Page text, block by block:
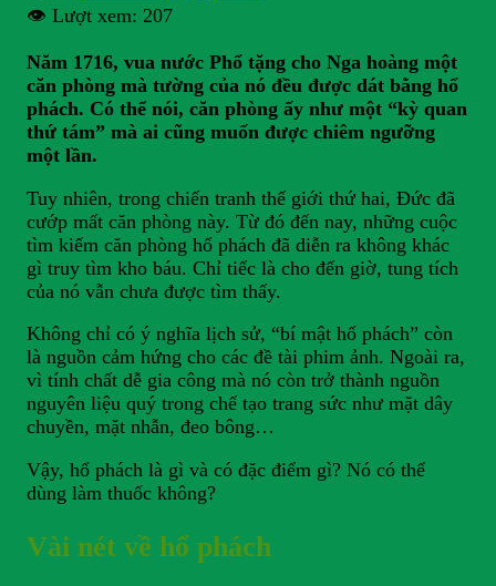
👁️ Lượt xem: 207
Năm 1716, vua nước Phổ tặng cho Nga hoàng một
căn phòng mà tường của nó đều được dát bằng hổ
phách. Có thể nói, căn phòng ấy như một “kỳ quan
thứ tám” mà ai cũng muốn được chiêm ngưỡng
một lần.
Tuy nhiên, trong chiến tranh thế giới thứ hai, Đức đã
cướp mất căn phòng này. Từ đó đến nay, những cuộc
tìm kiếm căn phòng hổ phách đã diễn ra không khác
gì truy tìm kho báu. Chỉ tiếc là cho đến giờ, tung tích
của nó vẫn chưa được tìm thấy.
Không chỉ có ý nghĩa lịch sử, “bí mật hổ phách” còn
là nguồn cảm hứng cho các đề tài phim ảnh. Ngoài ra,
vì tính chất dễ gia công mà nó còn trở thành nguồn
nguyên liệu quý trong chế tạo trang sức như mặt dây
chuyền, mặt nhẫn, đeo bông…
Vậy, hổ phách là gì và có đặc điểm gì? Nó có thể
dùng làm thuốc không?
Vài nét về hổ phách